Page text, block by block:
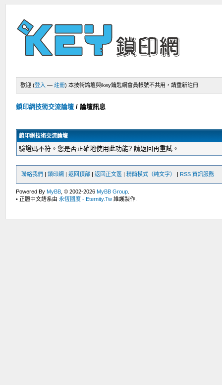
歡迎 (登入 —註冊) 本技術論壇與ikey鑰匙網會員帳號不共用，請重新註冊
鎖印網技術交流論壇 /論壇訊息
鎖印網技術交流論壇
驗證碼不符。您是否正確地使用此功能? 請返回再重試。
聯絡我們 |鎖印網 |返回頂部 |返回正文區 |精簡模式（純文字） | RSS 資訊服務
Powered ByMyBB , © 2002-2026MyBB Group
• 正體中文語系由永恆國度 - Eternity.Tw 維護製作.